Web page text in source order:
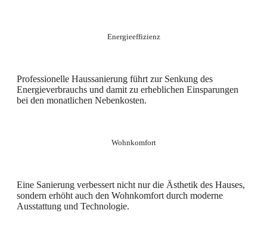
Energieeffizienz
Professionelle Haussanierung führt zur Senkung des
Energieverbrauchs und damit zu erheblichen Einsparungen
bei den monatlichen Nebenkosten.
Wohnkomfort
Eine Sanierung verbessert nicht nur die Ästhetik des Hauses,
sondern erhöht auch den Wohnkomfort durch moderne
Ausstattung und Technologie.